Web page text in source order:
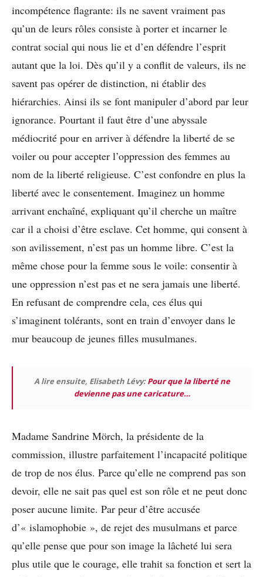
incompétence flagrante: ils ne savent vraiment pas
qu’un de leurs rôles consiste à porter et incarner le
contrat social qui nous lie et d’en défendre l’esprit
autant que la loi. Dès qu’il y a conflit de valeurs, ils ne
savent pas opérer de distinction, ni établir des
hiérarchies. Ainsi ils se font manipuler d’abord par leur
ignorance. Pourtant il faut être d’une abyssale
médiocrité pour en arriver à défendre la liberté de se
voiler ou pour accepter l’oppression des femmes au
nom de la liberté religieuse. C’est confondre en plus la
liberté avec le consentement. Imaginez un homme
arrivant enchaîné, expliquant qu’il cherche un maître
car il a choisi d’être esclave. Cet homme, qui consent à
son avilissement, n’est pas un homme libre. C’est la
même chose pour la femme sous le voile: consentir à
une oppression n’est pas et ne sera jamais une liberté.
En refusant de comprendre cela, ces élus qui
s’imaginent tolérants, sont en train d’envoyer dans le
mur beaucoup de jeunes filles musulmanes.
A lire ensuite, Elisabeth Lévy:Pour que la liberté ne
devienne pas une caricature…
Madame Sandrine Mörch, la présidente de la
commission, illustre parfaitement l’incapacité politique
de trop de nos élus. Parce qu’elle ne comprend pas son
devoir, elle ne sait pas quel est son rôle et ne peut donc
poser aucune limite. Par peur d’être accusée
d’« islamophobie », de rejet des musulmans et parce
qu’elle pense que pour son image la lâcheté lui sera
plus utile que le courage, elle trahit sa fonction et sert la